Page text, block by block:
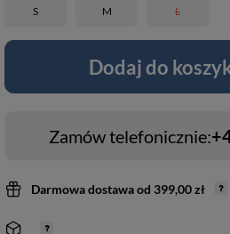
S M L
Dodaj do
Zamów telefonicznie:
Darmowa dostawaod 399,00 zł